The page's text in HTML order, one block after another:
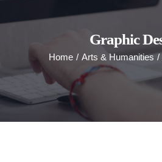
Graphic
Home / Arts & Humanities /